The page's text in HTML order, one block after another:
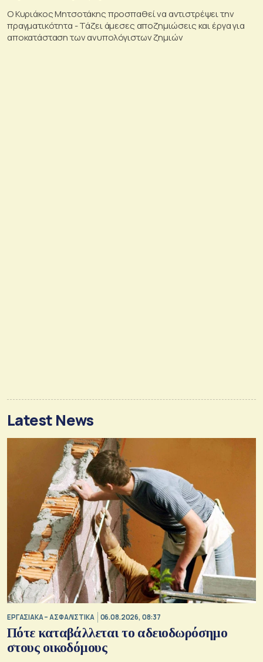
Ο Κυριάκος Μητσοτάκης προσπαθεί να αντιστρέψει την
πραγματικότητα - Τάζει άμεσες αποζημιώσεις και έργα για
αποκατάσταση των ανυπολόγιστων ζημιών
Latest News
ΕΡΓΑΣΙΑΚΑ – ΑΣΦΑΛΙΣΤΙΚΑ 06.08.2026, 08:37
Πότε καταβάλλεται το αδειοδωρόσημο
στους οικοδόμους